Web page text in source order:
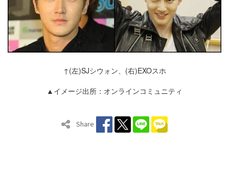
↑(左)SJシウォン、(右)EXOスホ
▲イメージ出所：オンラインコミュニティ
Share